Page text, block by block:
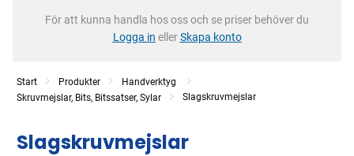
För att kunna handla hos oss och se priser behöver du
Logga in ellerSkapa konto
Start Produkter
Handverktyg
Skruvmejslar, Bits, Bitssatser, Sylar
Slagskruvmejslar
Slagskruvmejslar